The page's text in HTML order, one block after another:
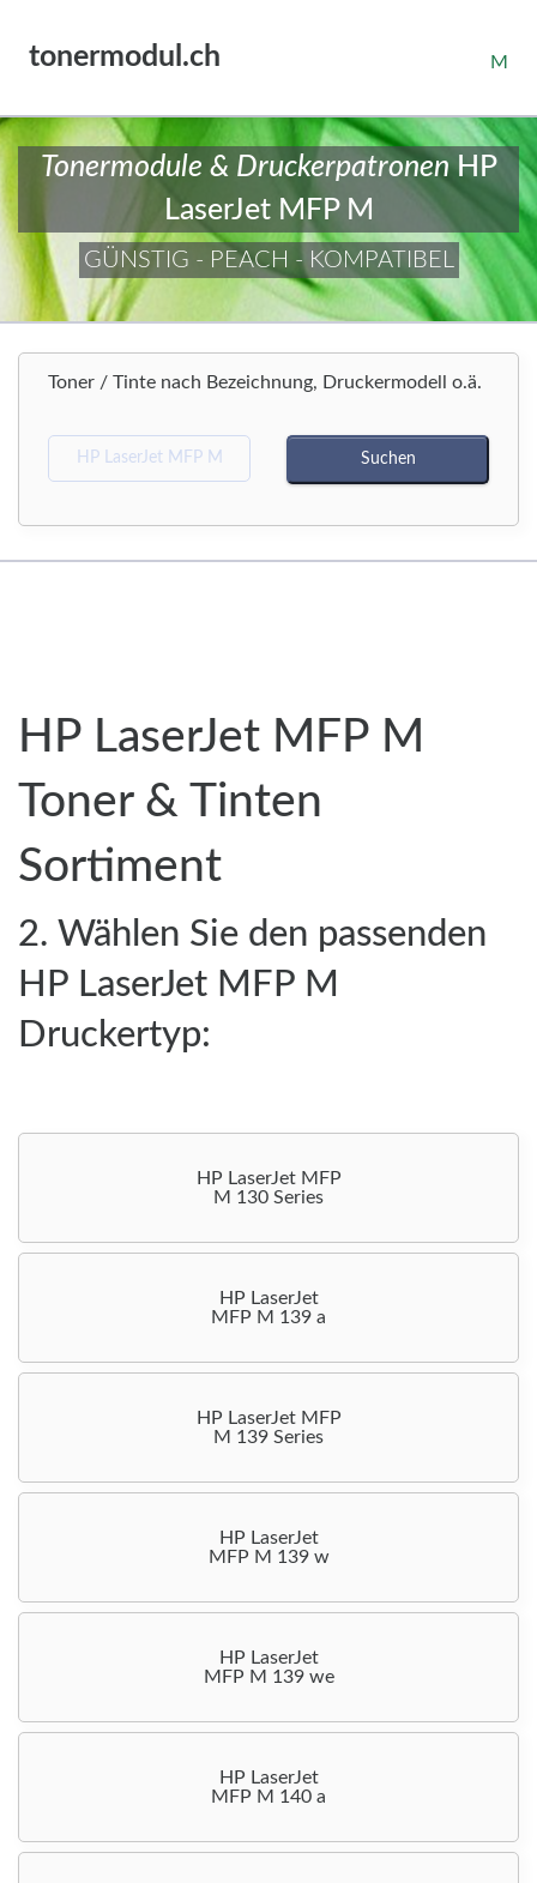
tonermodul.ch M
Tonermodule & DruckerpatronenHP
LaserJet MFP M
GÜNSTIG - PEACH - KOMPATIBEL
Toner / Tinte nach Bezeichnung, Druckermodell o.ä.
HP LaserJet MFP M
Toner & Tinten
Sortiment
2. Wählen Sie den passenden
HP LaserJet MFP M
Druckertyp:
HP LaserJet MFP
M 130 Series
HP LaserJet
MFP M 139 a
HP LaserJet MFP
M 139 Series
HP LaserJet
MFP M 139 w
HP LaserJet
MFP M 139 we
HP LaserJet
MFP M 140 a